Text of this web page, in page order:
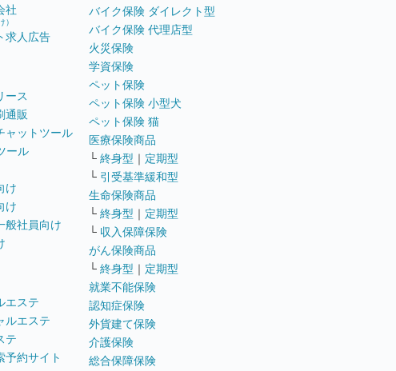
社
）
求人広告
ース
通販
ャットツール
ール
け
け
般社員向け
エステ
ルエステ
テ
予約サイト
バイク保険 ダイレクト型
バイク保険 代理店型
火災保険
学資保険
ペット保険
ペット保険 小型犬
ペット保険 猫
医療保険商品
└ 終身型 ｜ 定期型
└ 引受基準緩和型
生命保険商品
└ 終身型 ｜ 定期型
└ 収入保障保険
がん保険商品
└ 終身型 ｜ 定期型
就業不能保険
認知症保険
外貨建て保険
介護保険
総合保障保険